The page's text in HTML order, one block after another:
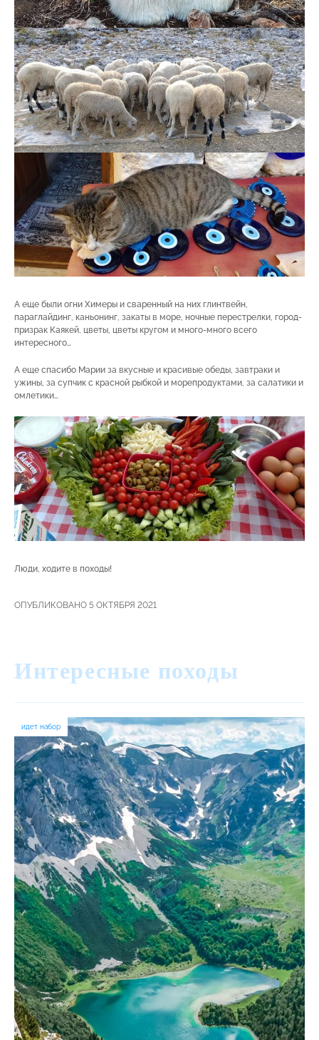
А еще были огни Химеры и сваренный на них глинтвейн,
параглайдинг, каньонинг, закаты в море, ночные перестрелки, город-
призрак Каякей, цветы, цветы кругом и много-много всего
интересного…
А еще спасибо Марии за вкусные и красивые обеды, завтраки и
ужины, за супчик с красной рыбкой и морепродуктами, за салатики и
омлетики…
Люди, ходите в походы!
ОПУБЛИКОВАНО 5 ОКТЯБРЯ 2021
Интересные походы
идет набор